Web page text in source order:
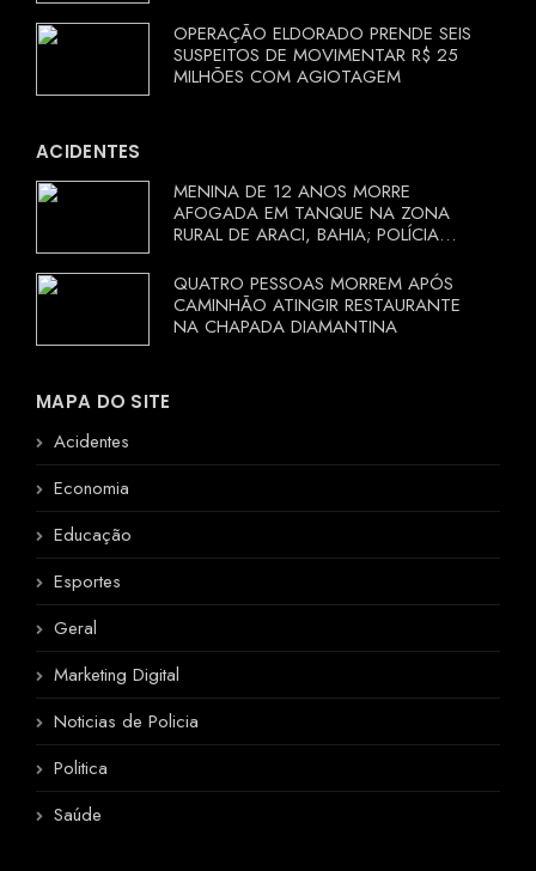
OPERAÇÃO ELDORADO PRENDE SEIS
SUSPEITOS DE MOVIMENTAR R$ 25
MILHÕES COM AGIOTAGEM
ACIDENTES
MENINA DE 12 ANOS MORRE
AFOGADA EM TANQUE NA ZONA
RURAL DE ARACI, BAHIA; POLÍCIA
QUATRO PESSOAS MORREM APÓS
CAMINHÃO ATINGIR RESTAURANTE
NA CHAPADA DIAMANTINA
MAPA DO SITE
Acidentes
Economia
Educação
Esportes
Geral
Marketing Digital
Noticias de Policia
Politica
Saúde